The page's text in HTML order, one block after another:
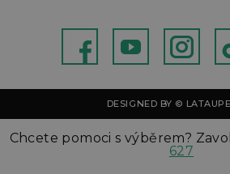
InstagramTikTok
DESIGNED BY ©
Chcete pomoci s výběrem?
627